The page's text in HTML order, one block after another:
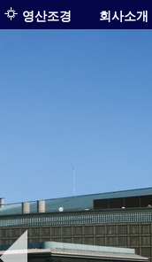
영산조경 회사소개